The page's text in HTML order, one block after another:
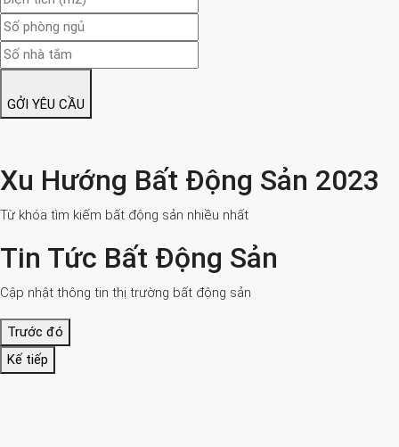
GỞI YÊU CẦU
Xu Hướng Bất Động Sản 2023
Từ khóa tìm kiếm bất động sản nhiều nhất
Tin Tức Bất Động Sản
Cập nhật thông tin thị trường bất động sản
Trước đó
Kế tiếp